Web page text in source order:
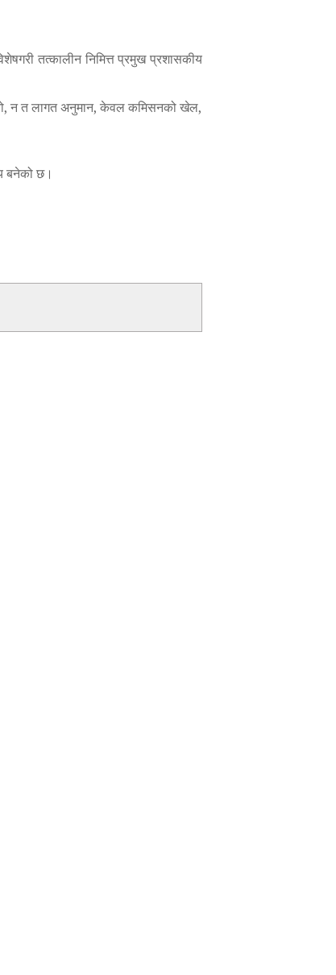
तत्कालीन निमित्त प्रमुख प्रशासकीय
भयो, न त लागत अनुमान, केवल कमिसनको खेल,
बनेको छ।